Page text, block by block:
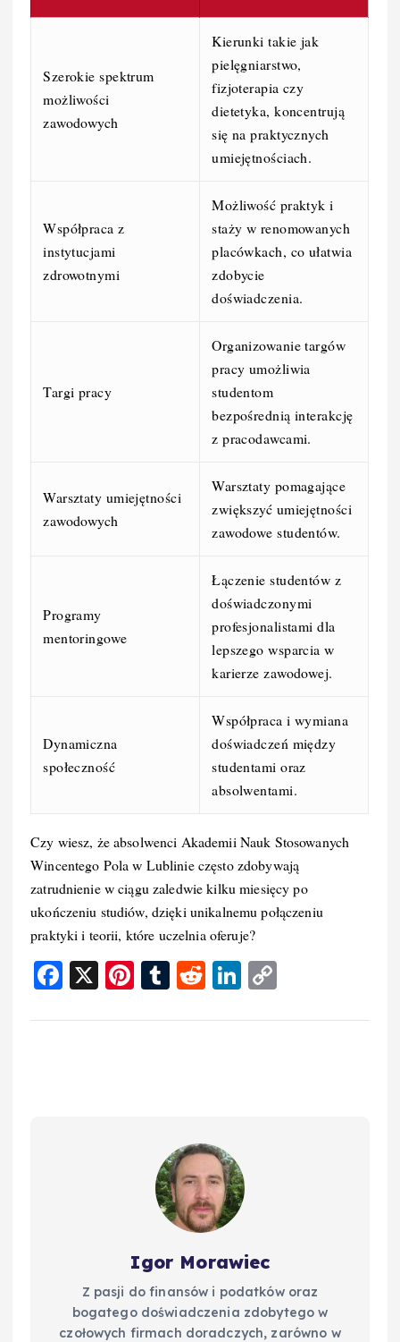
Szerokie spektrum
możliwości
zawodowych
Kierunki takie jak
pielęgniarstwo,
fizjoterapia czy
dietetyka, koncentrują
się na praktycznych
umiejętnościach.
Współpraca z
instytucjami
zdrowotnymi
Możliwość praktyk i
staży w renomowanych
placówkach, co ułatwia
zdobycie
doświadczenia.
Targi pracy
Organizowanie targów
pracy umożliwia
studentom
bezpośrednią interakcję
z pracodawcami.
Warsztaty umiejętności
zawodowych
Warsztaty pomagające
zwiększyć umiejętności
zawodowe studentów.
Programy
mentoringowe
Łączenie studentów z
doświadczonymi
profesjonalistami dla
lepszego wsparcia w
karierze zawodowej.
Dynamiczna
społeczność
Współpraca i wymiana
doświadczeń między
studentami oraz
absolwentami.
Czy wiesz, że absolwenci Akademii Nauk Stosowanych
Wincentego Pola w Lublinie często zdobywają
zatrudnienie w ciągu zaledwie kilku miesięcy po
ukończeniu studiów, dzięki unikalnemu połączeniu
praktyki i teorii, które uczelnia oferuje?
F
c
X
Pi
er
T
m
R
d
Li
k p
Igor Morawiec
Z pasji do finansów i podatków oraz
bogatego doświadczenia zdobytego w
czołowych firmach doradczych, zarówno w